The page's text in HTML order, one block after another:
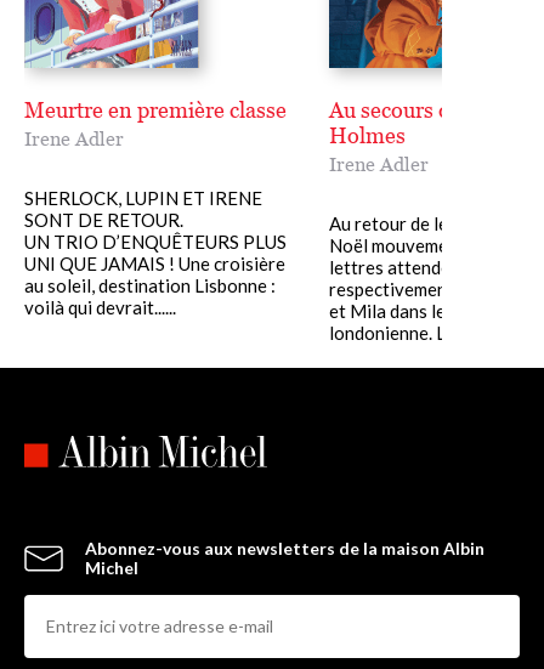
Meurtre en première classe
Irene Adler
SHERLOCK, LUPIN ET IRENE
SONT DE RETOUR.
UN TRIO D’ENQUÊTEURS PLUS
UNI QUE JAMAIS ! Une croisière
au soleil, destination Lisbonne :
voilà qui devrait......
Au secours de
Holmes
Irene Adler
Au retour de leurs
Noël mouvementées, deux
lettres attendent
respectivement Sherlock
et Mila dans leur résidence
londonienne. La......
Abonnez-vous aux newsletters de la maison Albin
Michel